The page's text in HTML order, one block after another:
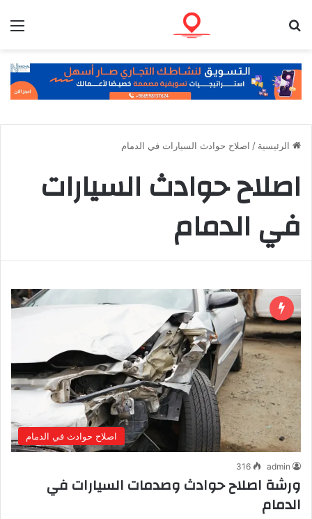
الرئيسية / اصلاح حوادث السيارات في الدمام
اصلاح حوادث السيارات
في الدمام
اصلاح حوادث في الدمام
admin
316
ورشة اصلاح حوادث وصدمات السيارات في
الدمام